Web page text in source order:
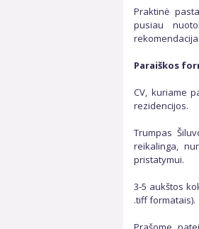
Praktinė
pusiau
Paraiškos
CV, kuriame
rezidencijos.
Trumpas
reikalinga,
pristatymui.
3-5 aukštos
.tiff formatais).